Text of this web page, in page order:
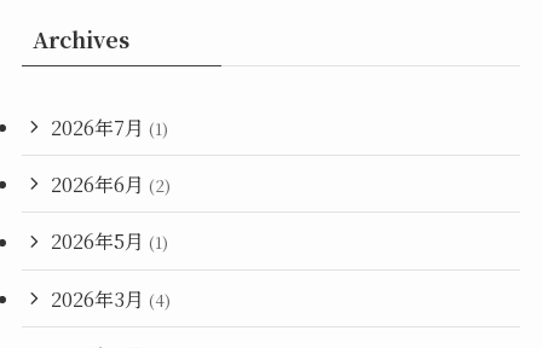
Archives
2026年7月 (1)
2026年6月 (2)
2026年5月 (1)
2026年3月 (4)